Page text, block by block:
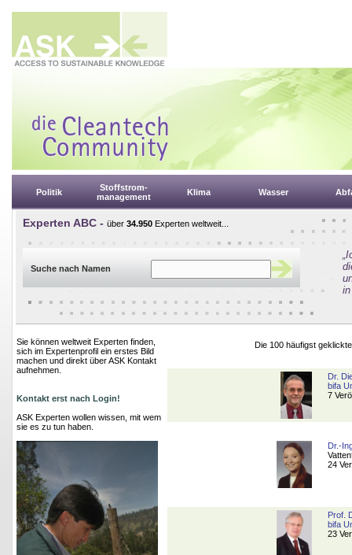
Politik
Stoffstrom-
management
Klima Wasser
Experten ABC - über 34.950 Experten weltweit...
Suche nach Namen
Sie können weltweit Experten finden,
sich im Expertenprofil ein erstes Bild
machen und direkt über ASK Kontakt
aufnehmen.
Kontakt erst nach Login!
ASK Experten wollen wissen, mit wem
sie es zu tun haben.
Die 100 häufigst
Dr.
bifa
7
Dr.-
24
Prof.
bifa
23